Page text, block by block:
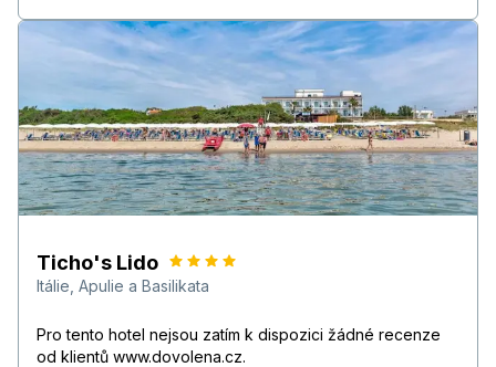
Ticho's Lido
Itálie Apulie a Basilikata
Pro tento hotel nejsou zatím k dispozici žádné recenze
od klientů www.dovolena.cz.